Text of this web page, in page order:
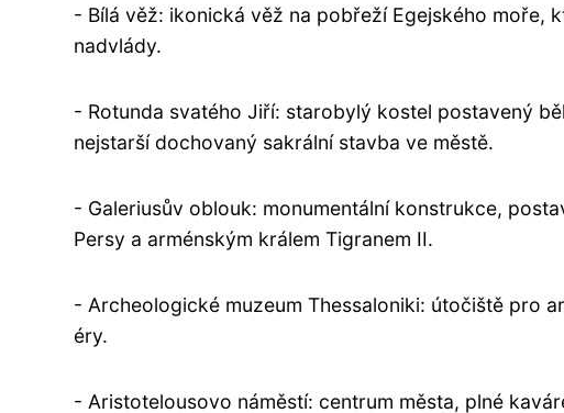
- Bílá věž: ikonická věž na pobřeží Egejského moře,
nadvlády.
- Rotunda svatého Jiří: starobylý kostel postavený
nejstarší dochovaný sakrální stavba ve městě.
- Galeriusův oblouk: monumentální konstrukce,
Persy a arménským králem Tigranem II.
- Archeologické muzeum Thessaloniki: útočiště pro
éry.
- Aristotelousovo náměstí: centrum města, plné